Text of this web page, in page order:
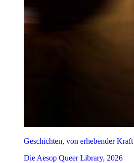
Geschichten, von erhebender Kraft
Die Aesop Queer Library, 2026